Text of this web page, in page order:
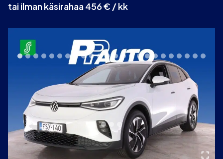
tai ilman käsirahaa 456 € / kk